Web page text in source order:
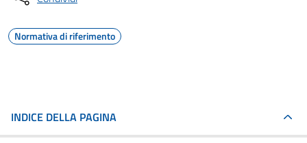
Normativa di riferimento
INDICE DELLA PAGINA